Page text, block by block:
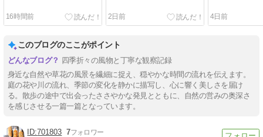
16時間前 2日前 4日前
このブログのここがポイント
四季折々の風物と丁寧な観察記録
身近な自然や草花の風景を繊細に捉え、穏やかな時間の流れを伝えます。
庭の花や川の流れ、季節の変化を静かに描写し、心に響く美しさを届け
る。散歩の途中で出会ったささやかな発見とともに、自然の営みの奥深さ
を感じさせる一篇一篇となっています。
701803 7